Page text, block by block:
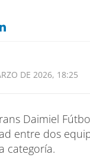
DE 2026, 18:25
Daimiel
entre dos
categoría.